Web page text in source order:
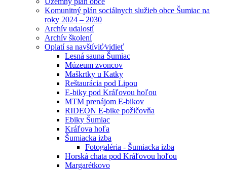
Komunitný plán sociálnych služieb obce Šumiac na
roky 2024 – 2030
Archív udalostí
Archív školení
Oplatí sa navštíviť⁄vidieť
Lesná sauna Šumiac
Múzeum zvoncov
Maškrtky u Katky
Reštaurácia pod Lipou
E-biky pod Kráľovou hoľou
MTM prenájom E-bikov
RIDEON E-bike požičovňa
Ebiky Šumiac
Kráľova hoľa
Šumiacka izba
Fotogaléria - Šumiacka izba
Horská chata pod Kráľovou hoľou
Margarétkovo